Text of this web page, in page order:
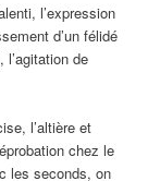
l’expression
d’un félidé
de
l’altière et
chez le
les seconds, on